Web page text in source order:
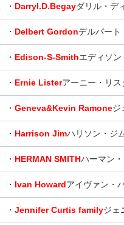
・ Darryl.D.Begayダリル・デ
・ Delbert Gordonデルバート
・ Edison-S-Smithエディソン
・ Ernie Listerアーニー・リス
・ Geneva&Kevin Ramoneジ
・ Harrison Jimハリソン・ジ
・ HERMAN SMITHハーマン
・ Ivan Howardアイヴァン・
・ Jennifer Curtis familyジェ